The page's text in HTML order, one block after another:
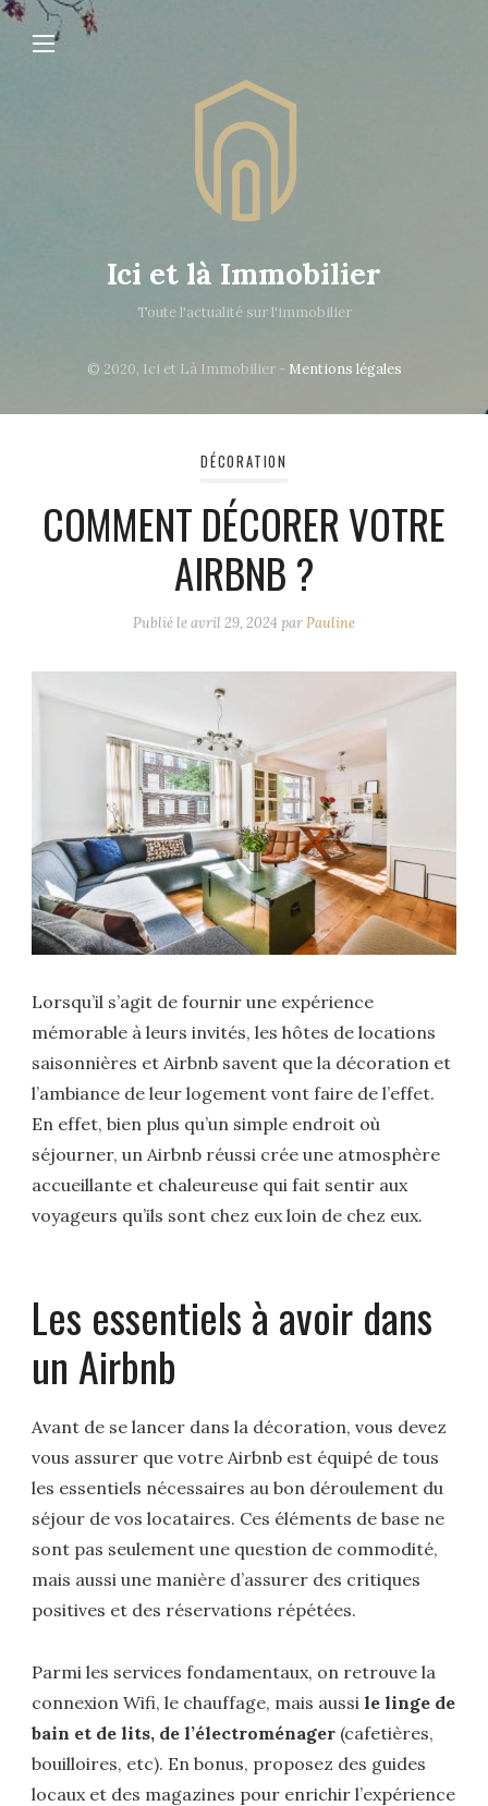
Ici et là Immobilier
Toute l'actualité sur l'immobilier
© 2020, Ici et Là Immobilier - Mentions légales
DÉCORATION
COMMENT DÉCORER VOTRE
AIRBNB ?
Publié leavril 29, 2024 parPauline
Lorsqu’il s’agit de fournir une expérience
mémorable à leurs invités, les hôtes de locations
saisonnières et Airbnb savent que la décoration et
l’ambiance de leur logement vont faire de l’effet.
En effet, bien plus qu’un simple endroit où
séjourner, un Airbnb réussi crée une atmosphère
accueillante et chaleureuse qui fait sentir aux
voyageurs qu’ils sont chez eux loin de chez eux.
Les essentiels à avoir dans
un Airbnb
Avant de se lancer dans la décoration, vous devez
vous assurer que votre Airbnb est équipé de tous
les essentiels nécessaires au bon déroulement du
séjour de vos locataires. Ces éléments de base ne
sont pas seulement une question de commodité,
mais aussi une manière d’assurer des critiques
positives et des réservations répétées.
Parmi les services fondamentaux, on retrouve la
connexion Wifi, le chauffage, mais aussile linge de
bain et de lits, de l’électroménager (cafetières,
bouilloires, etc). En bonus, proposez des guides
locaux et des magazines pour enrichir l’expérience